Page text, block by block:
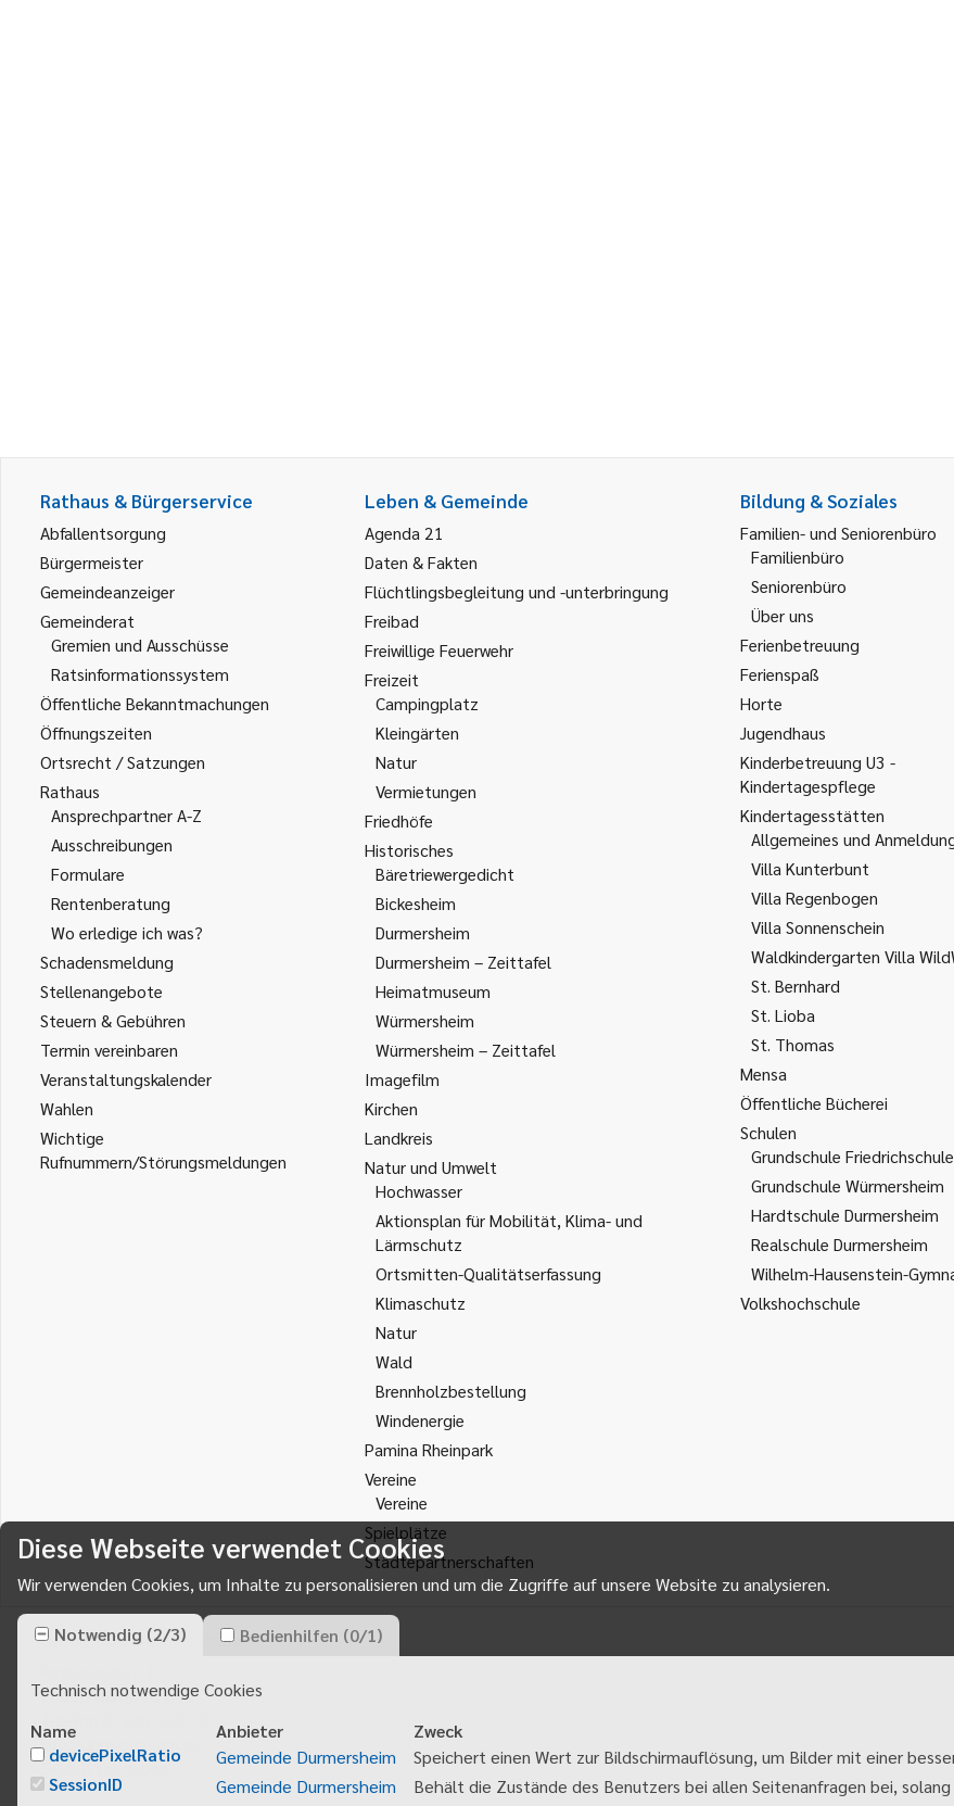
Rathaus & Bürgerservice
Abfallentsorgung
Bürgermeister
Gemeindeanzeiger
Gemeinderat
Gremien und Ausschüsse
Ratsinformationssystem
Öffentliche Bekanntmachungen
Öffnungszeiten
Ortsrecht / Satzungen
Rathaus
Ansprechpartner A-Z
Ausschreibungen
Formulare
Rentenberatung
Wo erledige ich was?
Schadensmeldung
Stellenangebote
Steuern & Gebühren
Termin vereinbaren
Veranstaltungskalender
Wahlen
Wichtige
Rufnummern/Störungsmeldungen
Leben & Gemeinde
Agenda 21
Daten & Fakten
Flüchtlingsbegleitung und -unterbringung
Freibad
Freiwillige Feuerwehr
Freizeit
Campingplatz
Kleingärten
Natur
Vermietungen
Friedhöfe
Historisches
Bäretriewergedicht
Bickesheim
Durmersheim
Durmersheim – Zeittafel
Heimatmuseum
Würmersheim
Würmersheim – Zeittafel
Imagefilm
Kirchen
Landkreis
Natur und Umwelt
Hochwasser
Aktionsplan für Mobilität, Klima- und
Lärmschutz
Ortsmitten-Qualitätserfassung
Klimaschutz
Natur
Wald
Brennholzbestellung
Windenergie
Pamina Rheinpark
Vereine
Vereine
Spielplätze
Städtepartnerschaften
Bildung & Soziales
Familien- und Seniorenbüro
Familienbüro
Seniorenbüro
Über uns
Ferienbetreuung
Ferienspaß
Horte
Jugendhaus
Kinderbetreuung U3 -
Kindertagespflege
Kindertagesstätten
Allgemeines und
Villa Kunterbunt
Villa Regenbogen
Villa Sonnenschein
Waldkindergarten Villa
St. Bernhard
St. Lioba
St. Thomas
Mensa
Öffentliche Bücherei
Schulen
Grundschule Friedrichschule
Grundschule Würmersheim
Hardtschule Durmersheim
Realschule Durmersheim
Wilhelm-Hausenstein-
Volkshochschule
Gemeinde Durmersheim
76448Durmersheim
info@durmersheim.de
E-Mail schreiben
Diese Webseite verwendet Cookies
Wir verwenden Cookies, um Inhalte zu personalisieren und um die Zugriffe auf unsere Website zu analysieren.
Notwendig (2/3) Bedienhilfen (0/1)
Technisch notwendige Cookies
Name
Anbieter Zweck
devicePixelRatio
Gemeinde Durmersheim Speichert einen Wert zur Bildschirmauflösung, um Bilder mit einer
SessionID
Gemeinde Durmersheim Behält die Zustände des Benutzers bei allen Seitenanfragen bei,